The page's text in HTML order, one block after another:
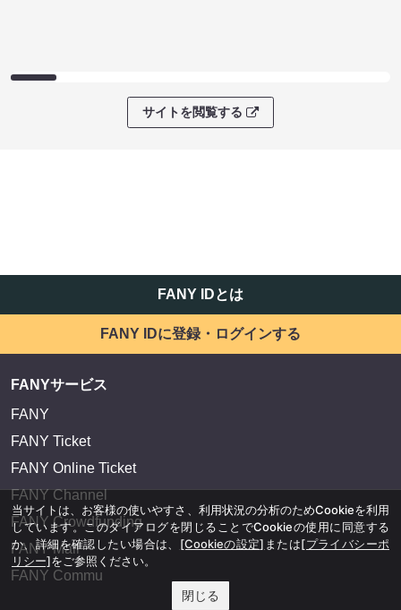
サイトを閲覧する
FANY IDとは
FANY IDに登録・ログインする
FANYサービス
FANY
FANY Ticket
FANY Online Ticket
FANY Channel
FANY Crowdfunding
FANY Mall
FANY Commu
当サイトは、お客様の使いやすさ、利用状況の分析のためCookieを利用
しています。このダイアログを閉じることでCookieの使用に同意する
か、詳細を確認したい場合は、 [Cookieの設定] または[プライバシーポ
リシー]をご参照ください。
閉じる